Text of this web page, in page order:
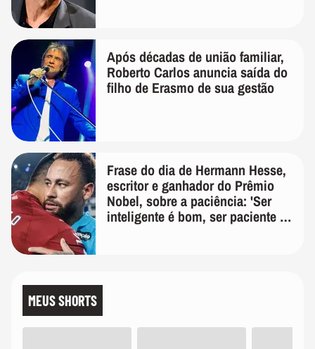
Após décadas de união familiar,
Roberto Carlos anuncia saída do
filho de Erasmo de sua gestão
Frase do dia de Hermann Hesse,
escritor e ganhador do Prêmio
Nobel, sobre a paciência: 'Ser
inteligente é bom, ser paciente é
MEUS SHORTS